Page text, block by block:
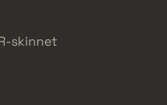
skinnet